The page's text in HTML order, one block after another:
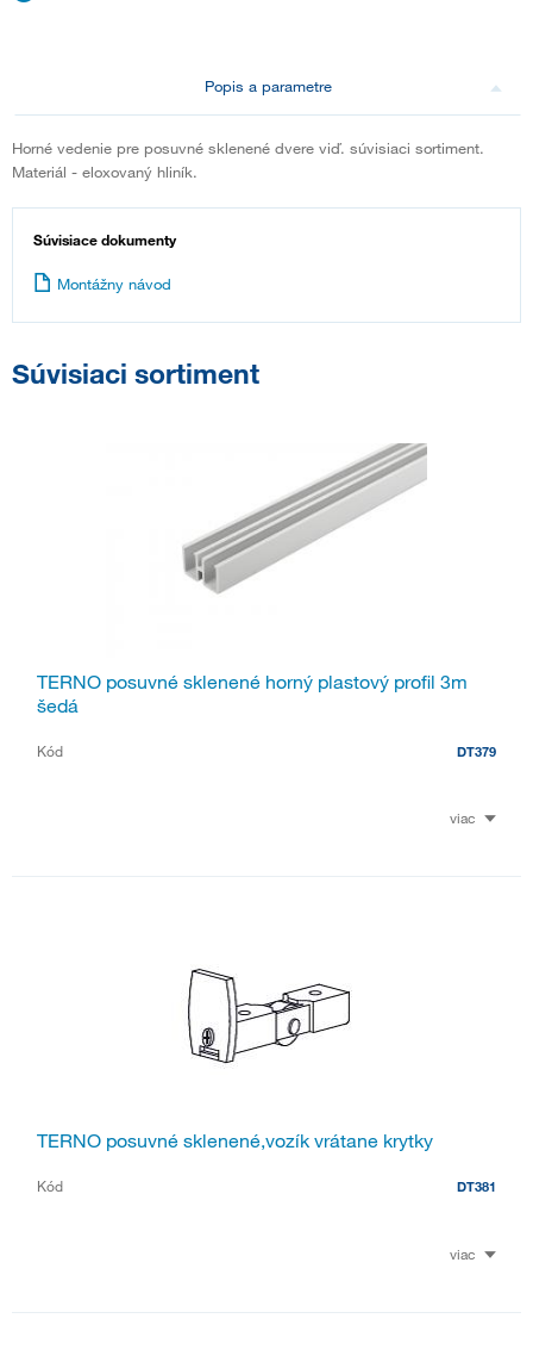
Popis a parametre
Horné vedenie pre posuvné sklenené dvere viď. súvisiaci sortiment.
Materiál - eloxovaný hliník.
Súvisiace dokumenty
Montážny návod
Súvisiaci sortiment
TERNO posuvné sklenené horný plastový profil 3m
šedá
Kód DT379
viac
TERNO posuvné sklenené,vozík vrátane krytky
Kód DT381
viac